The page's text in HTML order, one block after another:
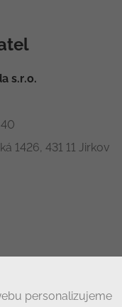
s.r.o.
1426, 431 11 Jirkov
personalizujeme